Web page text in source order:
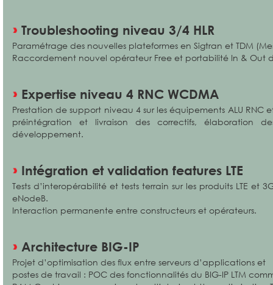
Troubleshooting niveau 3/4 HLR
Paramétrage des nouvelles plateformes en Sigtran et TDM
Raccordement nouvel opérateur Free et portabilité In & Out
Expertise niveau 4 RNC WCDMA
Prestation de support niveau 4 sur les équipements ALU
préintégration et livraison des correctifs, élaboration
développement.
Intégration et validation features LTE
Tests d’interopérabilité et tests terrain sur les produits LTE
eNodeB.
Interaction permanente entre constructeurs et opérateurs.
Architecture BIG-IP
Projet d’optimisation des flux entre serveurs d’applications et
postes de travail : POC des fonctionnalités du BIG-IP LTM